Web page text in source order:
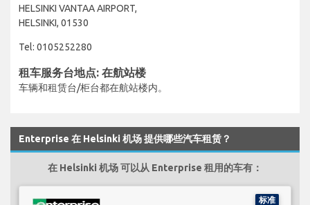
HELSINKI VANTAA AIRPORT,
HELSINKI, 01530
Tel: 0105252280
租车服务台地点: 在航站楼
车辆和租赁台/柜台都在航站楼内。
Enterprise 在 Helsinki 机场 提供哪些汽车租赁？
在 Helsinki 机场 可以从 Enterprise 租用的车有：
标准